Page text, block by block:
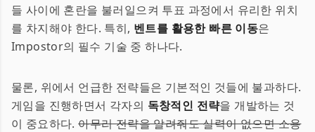
들 사이에 혼란을 불러일으켜 투표 과정에서 유리한 위치
를 차지해야 한다. 특히, 벤트를 활용한 빠른 이동은
Impostor의 필수 기술 중 하나다.
물론, 위에서 언급한 전략들은 기본적인 것들에 불과하다.
게임을 진행하면서 각자의 독창적인 전략을 개발하는 것
이 중요하다.아무리 전략을 알려줘도 실력이 없으면 소용